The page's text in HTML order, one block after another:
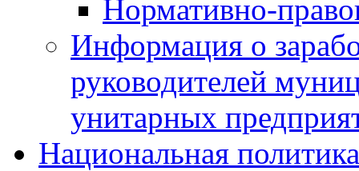
Нормативно-
Информация о
руководителей
унитарных
Национальная политика